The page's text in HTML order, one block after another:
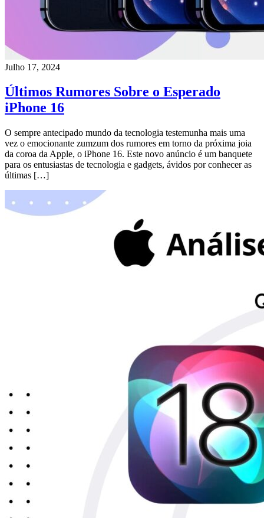
Julho 17, 2024
Últimos Rumores Sobre o Esperado
iPhone 16
O sempre antecipado mundo da tecnologia testemunha mais uma
vez o emocionante zumzum dos rumores em torno da próxima joia
da coroa da Apple, o iPhone 16. Este novo anúncio é um banquete
para os entusiastas de tecnologia e gadgets, ávidos por conhecer as
últimas […]